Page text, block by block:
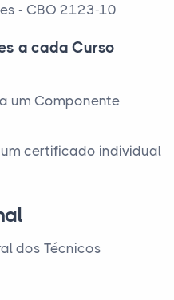
- CBO 2123-10
a cada Curso
um Componente
certificado individual
dos Técnicos